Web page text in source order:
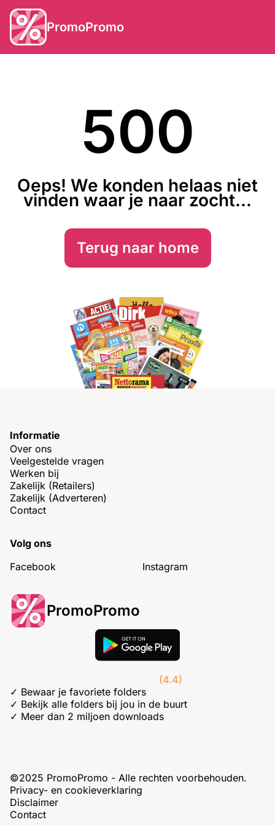
PromoPromo
500
Oeps! We konden helaas niet
vinden waar je naar zocht...
Terug naar home
Informatie
Over ons
Veelgestelde vragen
Werken bij
Zakelijk (Retailers)
Zakelijk (Adverteren)
Contact
Volg ons
Facebook
Instagram
PromoPromo
(4.4)
✓ Bewaar je favoriete folders
✓ Bekijk alle folders bij jou in de buurt
✓ Meer dan 2 miljoen downloads
©2025 PromoPromo - Alle rechten voorbehouden.
Privacy- en cookieverklaring
Disclaimer
Contact